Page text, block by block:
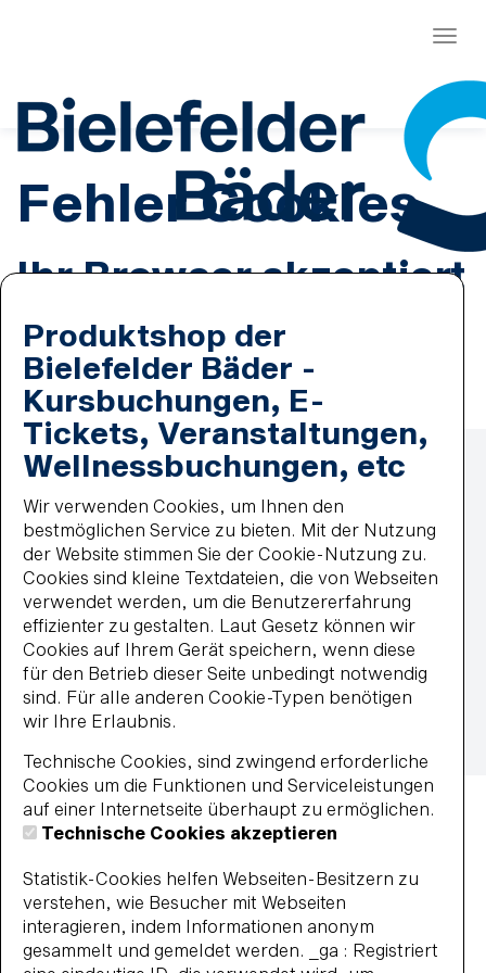
Fehler Cookies
Ihr Browser akzeptiert
keine Cookies.
Es ist erforderlich, dass Sie Cookies zulassen.
Zahlmethoden
Lastschrift
paypal
Wiederkehrende Lastschrift
Visa
Impressum
Datenschutz
Widerrufsbelehrung
Vertrag widerrufen
Barrierefreiheit
Impressum
AGB
Datenschutz
Widerrufsbelehrung
© 2026 BBF-Bielefelder Bäder und Freizeit GmbH
Produktshop der
Bielefelder Bäder -
Kursbuchungen, E-
Tickets, Veranstaltungen,
Wellnessbuchungen, etc
Wir verwenden Cookies, um Ihnen den
bestmöglichen Service zu bieten. Mit der Nutzung
der Website stimmen Sie der Cookie-Nutzung zu.
Cookies sind kleine Textdateien, die von Webseiten
verwendet werden, um die Benutzererfahrung
effizienter zu gestalten. Laut Gesetz können wir
Cookies auf Ihrem Gerät speichern, wenn diese
für den Betrieb dieser Seite unbedingt notwendig
sind. Für alle anderen Cookie-Typen benötigen
wir Ihre Erlaubnis.
Technische Cookies, sind zwingend erforderliche
Cookies um die Funktionen und Serviceleistungen
auf einer Internetseite überhaupt zu ermöglichen.
Technische Cookies akzeptieren
Statistik-Cookies helfen Webseiten-Besitzern zu
verstehen, wie Besucher mit Webseiten
interagieren, indem Informationen anonym
gesammelt und gemeldet werden. _ga : Registriert